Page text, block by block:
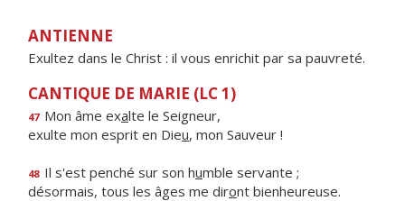
ANTIENNE
Exultez dans le Christ : il vous enrichit par sa pauvreté.
CANTIQUE DE MARIE (LC 1)
47 Mon âme exalte le Seigneur,
exulte mon esprit en Dieu, mon Sauveur !
48 Il s'est penché sur son humble servante ;
désormais, tous les âges me diront bienheureuse.